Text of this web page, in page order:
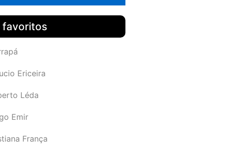
favoritos
Ericeira
Léda
Emir
França